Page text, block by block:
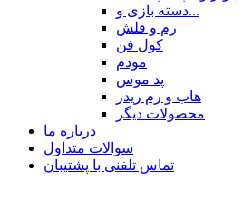
دسته بازی و...
رم و فلش
کول فن
مودم
پد موس
هاب و رم ریدر
محصولات دیگر
درباره ما
سوالات متداول
تماس تلفنی با پشتیبان